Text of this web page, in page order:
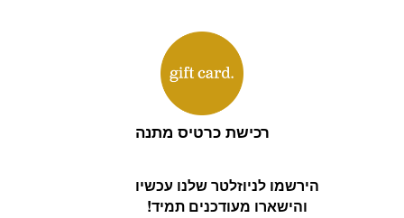
הירשמו לניוזלטר שלנו עכשיו
והישארו מעודכנים תמיד!
רכישת כרטיס מתנה